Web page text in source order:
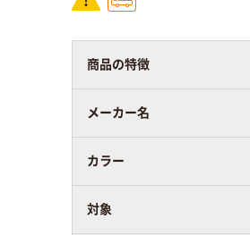
商品の特徴
メーカー名
カラー
対象